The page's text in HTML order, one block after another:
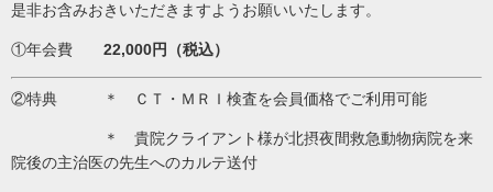
是非お含みおきいただきますようお願いいたします。
①年会費 22,000円（税込）
②特典 ＊ ＣＴ・ＭＲＩ検査を会員価格でご利用可能
＊ 貴院クライアント様が北摂夜間救急動物病院を来
院後の主治医の先生へのカルテ送付